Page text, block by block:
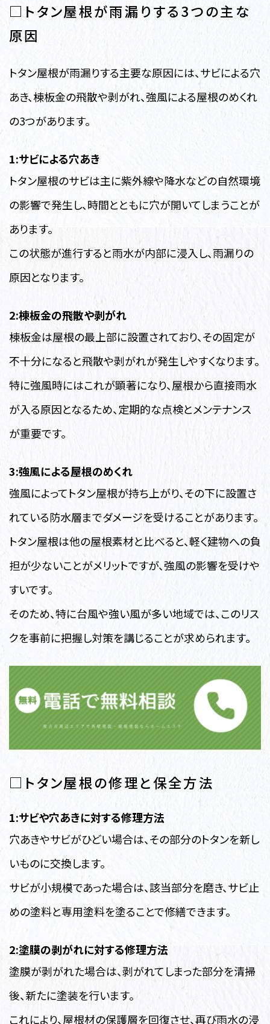
□トタン屋根が雨漏りする3つの主な
原因
トタン屋根が雨漏りする主要な原因には、サビによる穴
あき、棟板金の飛散や剥がれ、強風による屋根のめくれ
の3つがあります。
1:サビによる穴あき
トタン屋根のサビは主に紫外線や降水などの自然環境
の影響で発生し、時間とともに穴が開いてしまうことが
あります。
この状態が進行すると雨水が内部に浸入し、雨漏りの
原因となります。
2:棟板金の飛散や剥がれ
棟板金は屋根の最上部に設置されており、その固定が
不十分になると飛散や剥がれが発生しやすくなります。
特に強風時にはこれが顕著になり、屋根から直接雨水
が入る原因となるため、定期的な点検とメンテナンス
が重要です。
3:強風による屋根のめくれ
強風によってトタン屋根が持ち上がり、その下に設置さ
れている防水層までダメージを受けることがあります。
トタン屋根は他の屋根素材と比べると、軽く建物への負
担が少ないことがメリットですが、強風の影響を受けや
すいです。
そのため、特に台風や強い風が多い地域では、このリス
クを事前に把握し対策を講じることが求められます。
□トタン屋根の修理と保全方法
1:サビや穴あきに対する修理方法
穴あきやサビがひどい場合は、その部分のトタンを新し
いものに交換します。
サビが小規模であった場合は、該当部分を磨き、サビ止
めの塗料と専用塗料を塗ることで修繕できます。
2:塗膜の剥がれに対する修理方法
塗膜が剥がれた場合は、剥がれてしまった部分を清掃
後、新たに塗装を行います。
これにより、屋根材の保護層を回復させ、再び雨水の浸